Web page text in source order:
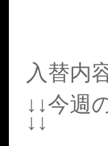
入替内
↓↓今週
↓↓